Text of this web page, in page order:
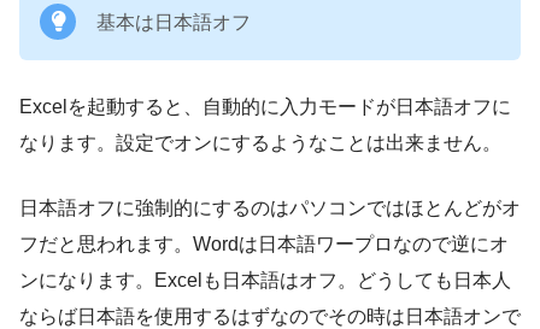
基本は日本語オフ
Excelを起動すると、自動的に入力モードが日本語オフに
なります。設定でオンにするようなことは出来ません。
日本語オフに強制的にするのはパソコンではほとんどがオ
フだと思われます。Wordは日本語ワープロなので逆にオ
ンになります。Excelも日本語はオフ。どうしても日本人
ならば日本語を使用するはずなのでその時は日本語オンで